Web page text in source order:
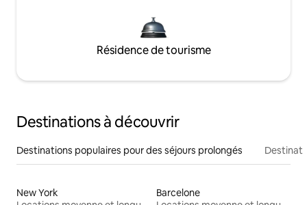
Résidence de tourisme
Destinations à découvrir
Destinations populaires pour des séjours prolongés
New York
Barcelone